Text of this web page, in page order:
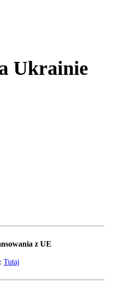
Ukrainie
z UE
Tutaj